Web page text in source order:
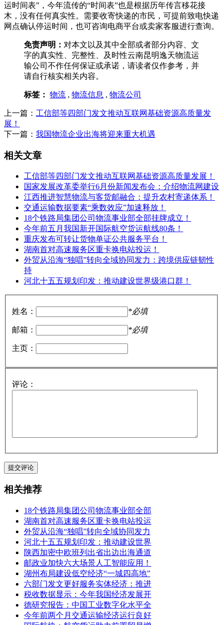
运时间表”，今年流传的“时间表”也是根据历年传言移花接
木，没有任何真实性。需要收寄快递的市民，可提前致电快递
网点确认停运时间，也可咨询电商平台或卖家客服进行查询。
免责声明： 对本文以及其中全部或者部分内容、文
字的真实性、完整性、及时性云南昆明逸天物流运
输公司不作任何保证或承诺，请读者仅作参考，并
请自行核实相关内容。
标签： 物流 , 物流信息 , 物流公司
上一篇： 工信部等四部门发文推动互联网基础资源高质量发
展！
下一篇： 我国物流企业出海将迎来重大机遇
相关文章
工信部等四部门发文推动互联网基础资源高质量发展！
国家发展改革委举行6月份新闻发布会：介绍物流网建设
江西推进智慧物流与客货邮融合：提升农村寄递体系！
交通运输数据要素“乘数效应”加速释放！
18个铁路局集团公司物流事业部全部挂牌成立！
今年前五月我国新开国际航空货运航线80条！
重庆发布可转让货物单证公共服务平台！
湖南首对高速服务区重卡换电站投运！
外贸从沿海“独唱”转向全域协同发力：跨境供应链韧性
持
河北十五五规划印发：推动建设世界级港口群！
姓名： *必填
邮箱： *必填
主页：
评论：
相关推荐
18个铁路局集团公司物流事业部全部
湖南首对高速服务区重卡换电站投运
外贸从沿海“独唱”转向全域协同发力
河北十五五规划印发：推动建设世界
陕西加密中欧班列出省出边出海通道
邮政业加快六大场景人工智能应用！
湖州布局建设低空经济“一城四高地”
六部门发文更好服务实体经济：推进
税收数据显示：今年我国经济发展开
德研究报告：中国工业数字化水平全
今年前两个月交通运输经济运行良好